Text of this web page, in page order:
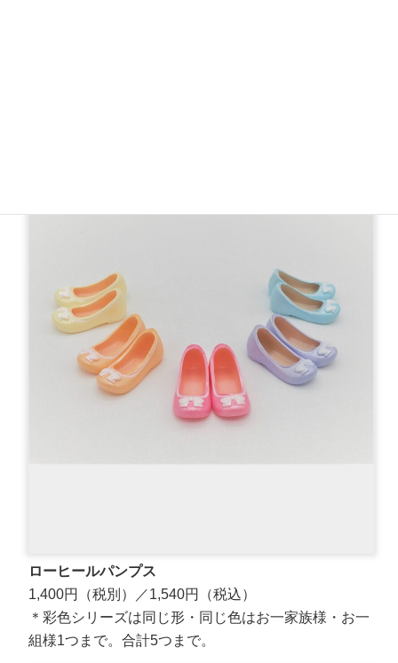
ローヒールパンプス
1,400円（税別）／1,540円（税込）
＊彩色シリーズは同じ形・同じ色はお一家族様・お一
組様1つまで。合計5つまで。